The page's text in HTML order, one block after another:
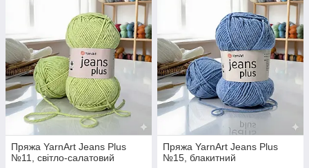
візерунках і ажурі. Один нюанс: гумку тримає слабкіше, ніж
хотілося б — її краще в'язати на меншому інструменті (3,5-4
мм), щоб вона була щільнішою та мала форму. Для іграшок-
амігуру беруть гачок 3,5 мм — полотно виходить досить
щільним. Підходить і для машинного в'язання.
У Plusha представлена палітра Jeans Plus — ті ж відтінки, що
й у класичному Jeans: пастельні, яскраві, базові. Тільки
оригінальна продукція YarnArt. Доставка Новою Пошкою,
Укрпошта або самовитком. Якщо потрібна допомога з
вибором кольору або розрахунком мотків — пишіть.
Пряжа YarnArt Jeans Plus
№11, світло-салатовий
Пряжа YarnArt Jeans Plus
№15, блакитний